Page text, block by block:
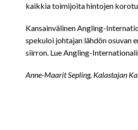
kaikkia toimijoita hintojen
Kansainvälinen Angling-
spekuloi johtajan lähdön osuvan
siirron. Lue Angling-
Anne-Maarit Sepling, Kalastajan